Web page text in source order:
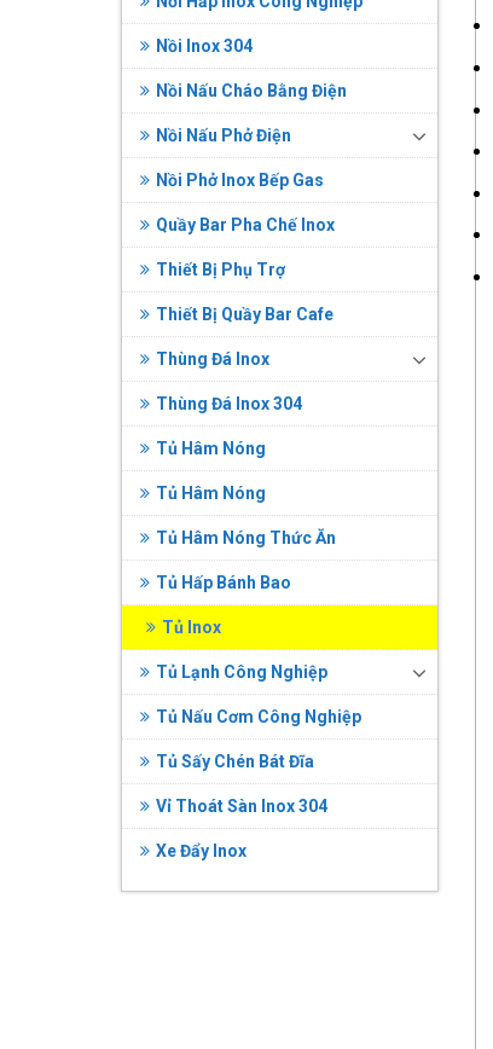
Nồi Inox 304
Nồi Nấu Cháo Bằng Điện
Nồi Nấu Phở Điện
Nồi Phở Inox Bếp Gas
Quầy Bar Pha Chế Inox
Thiết Bị Phụ Trợ
Thiết Bị Quầy Bar Cafe
Thùng Đá Inox
Thùng Đá Inox 304
Tủ Hâm Nóng
Tủ Hâm Nóng
Tủ Hâm Nóng Thức Ăn
Tủ Hấp Bánh Bao
Tủ Inox
Tủ Lạnh Công Nghiệp
Tủ Nấu Cơm Công Nghiệp
Tủ Sấy Chén Bát Đĩa
Vỉ Thoát Sàn Inox 304
Xe Đẩy Inox